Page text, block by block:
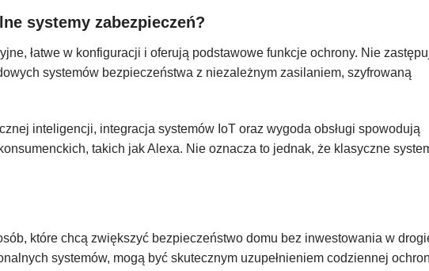
systemy zabezpieczeń?
łatwe w konfiguracji i oferują podstawowe funkcje ochrony. Nie
systemów bezpieczeństwa z niezależnym zasilaniem, szyfrowaną
inteligencji, integracja systemów IoT oraz wygoda obsługi spowodują
takich jak Alexa. Nie oznacza to jednak, że klasyczne
które chcą zwiększyć bezpieczeństwo domu bez inwestowania w
systemów, mogą być skutecznym uzupełnieniem codziennej